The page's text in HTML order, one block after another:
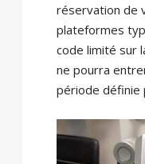
réservation de
plateformes
code limité sur
ne pourra
période définie